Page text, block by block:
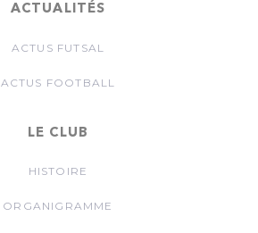
ACTUALITÉS
ACTUS FUTSAL
ACTUS FOOTBALL
LE CLUB
HISTOIRE
ORGANIGRAMME